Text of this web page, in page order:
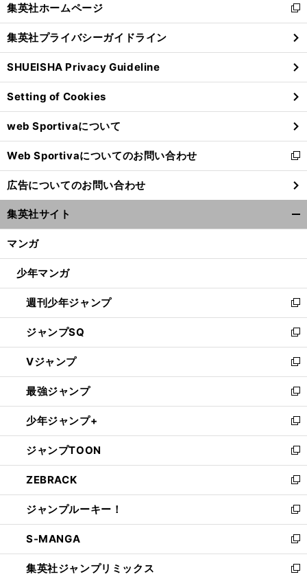
閉
る
集英社ホームページ
新
し
い
ウ
ィ
ン
ド
ウ
で
開
く
集英社プライバシーガイドライン
SHUEISHA Privacy Guideline
Setting of Cookies
web Sportivaについて
Web Sportivaについてのお問い合わせ
新
し
い
ウ
ィ
ン
ウ
開
く
広告についてのお問い合わせ
集英社サイト
マンガ
少年マンガ
週刊少年ジャンプ
新
し
い
ウ
ィ
ン
ド
ウ
で
開
く
ジャンプSQ
新
し
い
ウ
ィ
ン
ド
ウ
で
開
く
Vジャンプ
新
し
い
ウ
ィ
ン
ド
ウ
で
開
く
最強ジャンプ
新
し
い
ウ
ィ
ン
ド
ウ
で
開
く
少年ジャンプ+
新
し
い
ウ
ィ
ン
ド
ウ
で
開
く
ジャンプTOON
新
し
い
ウ
ィ
ン
ド
ウ
で
ZEBRACK
新
し
い
ウ
ィ
ン
ド
ジャンプルーキー！
新
し
い
ウ
ィ
S-MANGA
新
し
い
集英社ジャンプリミックス
新